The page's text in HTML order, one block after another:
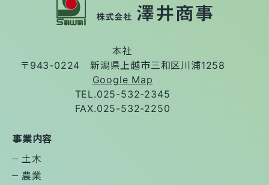
本社
〒943-0224 新潟県上越市三和区川浦1258
Google Map
TEL.025-532-2345
FAX.025-532-2250
事業内容
土木
農業